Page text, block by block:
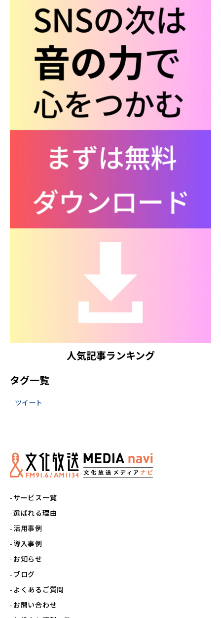
人気記事ランキング
タグ一覧
ツイート
サービス一覧
選ばれる理由
活用事例
導入事例
お知らせ
ブログ
よくあるご質問
お問い合わせ